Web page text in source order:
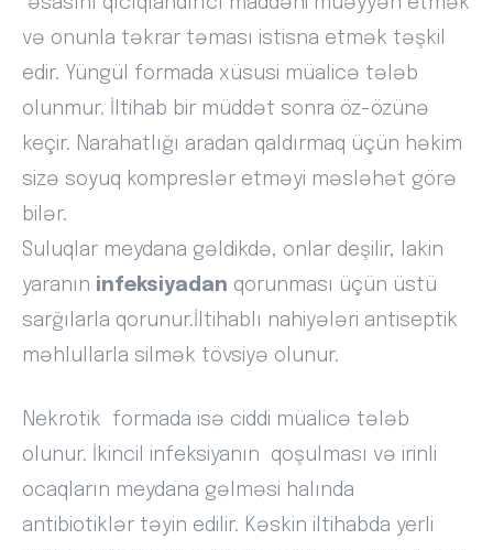
və onunla təkrar təması istisna etmək təşkil
edir. Yüngül formada xüsusi müalicə tələb
olunmur. İltihab bir müddət sonra öz-özünə
keçir. Narahatlığı aradan qaldırmaq üçün həkim
sizə soyuq kompreslər etməyi məsləhət görə
bilər.
Suluqlar meydana gəldikdə, onlar deşilir, lakin
yaranın infeksiyadan qorunması üçün üstü
sarğılarla qorunur.İltihablı nahiyələri antiseptik
məhlullarla silmək tövsiyə olunur.
Nekrotik formada isə ciddi müalicə tələb
olunur. İkincil infeksiyanın qoşulması və irinli
ocaqların meydana gəlməsi halında
antibiotiklər təyin edilir. Kəskin iltihabda yerli